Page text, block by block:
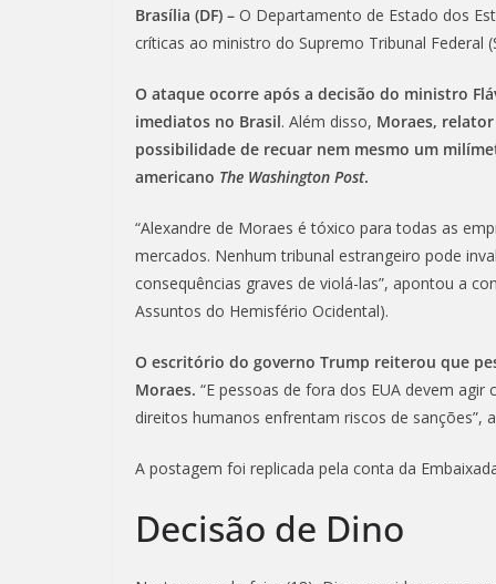
Brasília (DF) – O Departamento de Estado dos
críticas ao ministro do Supremo Tribunal Federal
O ataque ocorre após a decisão do ministro
imediatos no Brasil. Além disso, Moraes,
possibilidade de recuar nem mesmo um
americano The Washington Post.
“Alexandre de Moraes é tóxico para todas as
mercados. Nenhum tribunal estrangeiro pode
consequências graves de violá-las”, apontou a
Assuntos do Hemisfério Ocidental).
O escritório do governo Trump reiterou que
Moraes. “E pessoas de fora dos EUA devem
direitos humanos enfrentam riscos de sanções”,
A postagem foi replicada pela conta da
Decisão de Dino